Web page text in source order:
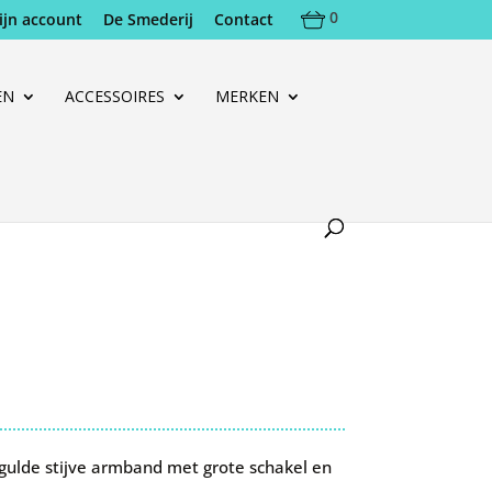
account De Smederij Contact 0
ACCESSOIRES MERKEN
stijve armband met grote schakel en